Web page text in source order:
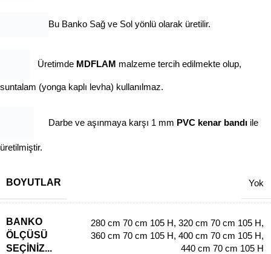
Bu Banko Sağ ve Sol yönlü olarak üretilir.
Üretimde MDFLAM malzeme tercih edilmekte olup,
suntalam (yonga kaplı levha) kullanılmaz.
Darbe ve aşınmaya karşı 1 mm PVC kenar bandı ile
üretilmiştir.
BOYUTLAR Yok
BANKO
ÖLÇÜSÜ
SEÇINIZ...
280 cm 70 cm 105 H, 320 cm 70 cm 105 H,
360 cm 70 cm 105 H, 400 cm 70 cm 105 H,
440 cm 70 cm 105 H